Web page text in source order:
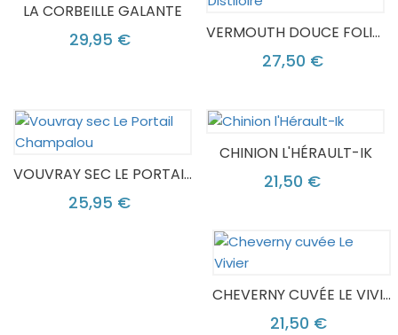
LA CORBEILLE GALANTE
29,95 € VERMOUTH DOUCE FOLIE DISTILOIRE
27,50 €
VOUVRAY SEC LE PORTAIL CHAMPALOU
25,95 €
CHINION L'HÉRAULT-IK
21,50 €
CHEVERNY CUVÉE LE VIVIER
21,50 €